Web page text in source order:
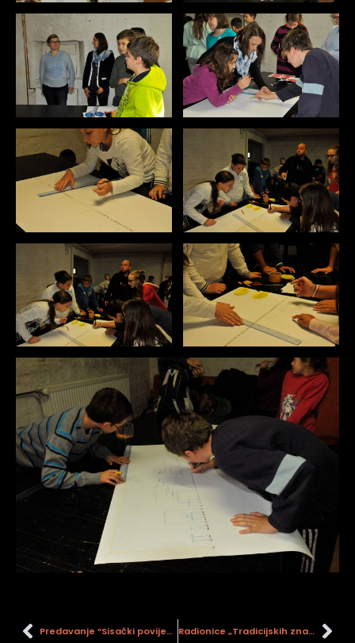
Predavanje “Sisački povijesni bljeskovi” Radionice „Tradicijskih znanja potrebnih za obnovu graditeljske baštine“